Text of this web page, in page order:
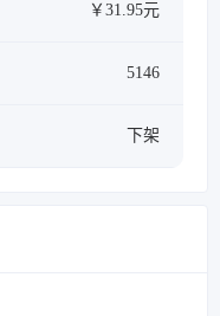
￥31.95元
5146
下架